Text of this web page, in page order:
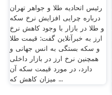
...
رئیس اتحادیه طلا و جواهر تهران
درباره چرایی افزایش نرخ سکه
و طلا در بازار با وجود کاهش نرخ
ارز به خبرآنلاین گفت: قیمت طلا
و سکه بستگی به انس جهانی و
همچنین نرخ ارز در بازار داخلی
دارد، در مورد قیمت سکه آن
میزان کاهش که ...